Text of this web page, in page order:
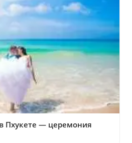
Пхукете — церемония